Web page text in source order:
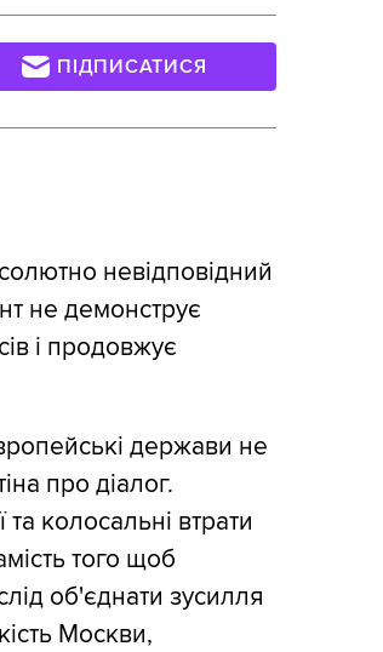
ПІДПИСАТИСЯ
невідповідний
не демонструє
і продовжує
держави не
про діалог.
колосальні втрати
того щоб
об'єднати зусилля
Москви,